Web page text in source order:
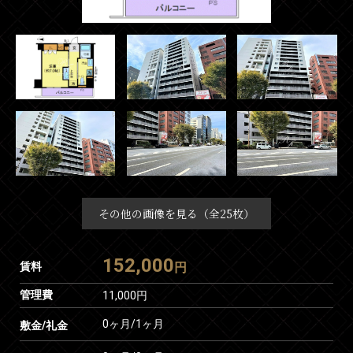
その他の画像を見る（全25枚）
賃料 152,000 円
管理費 11,000円
敷金/礼金 0ヶ月/1ヶ月